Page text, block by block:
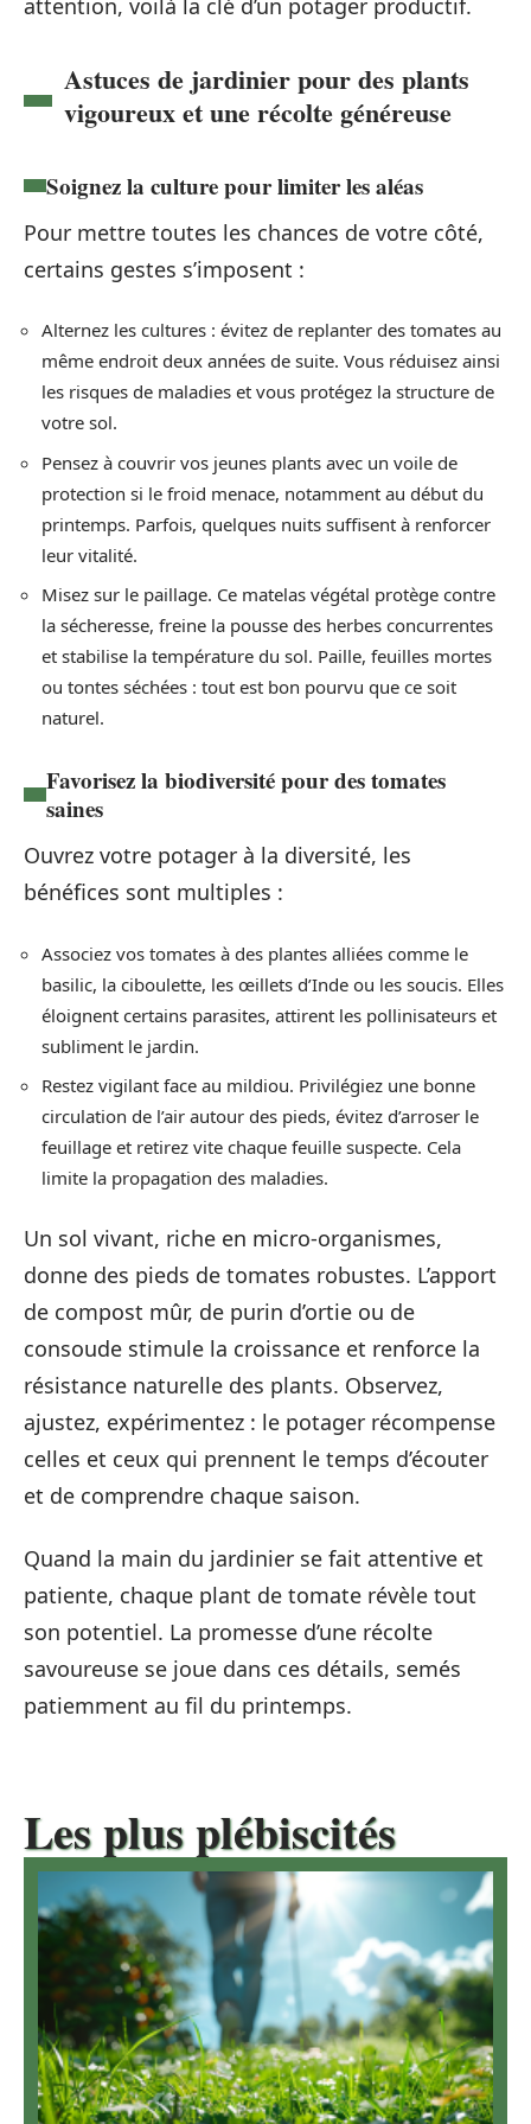
Astuces de jardinier pour des plants
vigoureux et une récolte généreuse
Soignez la culture pour limiter les aléas
Pour mettre toutes les chances de votre côté,
certains gestes s’imposent :
Alternez les cultures : évitez de replanter des tomates au
même endroit deux années de suite. Vous réduisez ainsi
les risques de maladies et vous protégez la structure de
votre sol.
Pensez à couvrir vos jeunes plants avec un voile de
protection si le froid menace, notamment au début du
printemps. Parfois, quelques nuits suffisent à renforcer
leur vitalité.
Misez sur le paillage. Ce matelas végétal protège contre
la sécheresse, freine la pousse des herbes concurrentes
et stabilise la température du sol. Paille, feuilles mortes
ou tontes séchées : tout est bon pourvu que ce soit
naturel.
Favorisez la biodiversité pour des tomates
saines
Ouvrez votre potager à la diversité, les
bénéfices sont multiples :
Associez vos tomates à des plantes alliées comme le
basilic, la ciboulette, les œillets d’Inde ou les soucis. Elles
éloignent certains parasites, attirent les pollinisateurs et
subliment le jardin.
Restez vigilant face au mildiou. Privilégiez une bonne
circulation de l’air autour des pieds, évitez d’arroser le
feuillage et retirez vite chaque feuille suspecte. Cela
limite la propagation des maladies.
Un sol vivant, riche en micro-organismes,
donne des pieds de tomates robustes. L’apport
de compost mûr, de purin d’ortie ou de
consoude stimule la croissance et renforce la
résistance naturelle des plants. Observez,
ajustez, expérimentez : le potager récompense
celles et ceux qui prennent le temps d’écouter
et de comprendre chaque saison.
Quand la main du jardinier se fait attentive et
patiente, chaque plant de tomate révèle tout
son potentiel. La promesse d’une récolte
savoureuse se joue dans ces détails, semés
patiemment au fil du printemps.
Les plus plébiscités